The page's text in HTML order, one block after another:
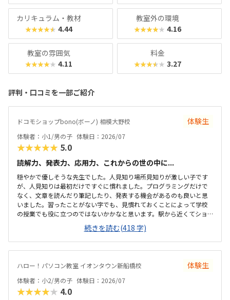
カリキュラム・教材
★★★★★ 4.44
教室外の環境
★★★★★ 4.16
教室の雰囲気
★★★★★ 4.11
料金
★★★★★ 3.27
評判・口コミを一部ご紹介
ドコモショップbono(ボーノ) 相模大野校 体験生
体験者：小1/男の子 体験日：2026/07
★★★★★ 5.0
読解力、発表力、応用力、これからの世の中に...
穏やかで優しそうな先生でした。人見知り場所見知りが激しい子です
が、人見知りは最初だけですぐに慣れました。プログラミングだけで
なく、文章を読んだり筆記したり、発表する機会があるのも良いと思
いました。習ったことがない字でも、見慣れておくことによって学校
の授業でも役に立つのではないかかなと思います。駅から近くてショ
ッピングモールの中にあるので便利です。車で来ても授業分の駐車券
は付けてくれるそうです。ドコモショップ内なので音が気になるかと
思いましたが、扉を閉めればそんなに気になりませんでした。一面ガ
ラスなので程よい解放感で授業の様子が見れます。プログラミング教
プライベートでも使えるからいいかな、と思ってます。学校で使って
いるパソコンはタッチパネルタイプなので、キーボードは打てるかな
と心配でしたが、すぐに慣れました。コマンド１つでた...
続きを読む(418 字)
ハロー！パソコン教室 イオンタウン新船橋校 体験生
体験者：小2/男の子 体験日：2026/07
★★★★★ 4.0